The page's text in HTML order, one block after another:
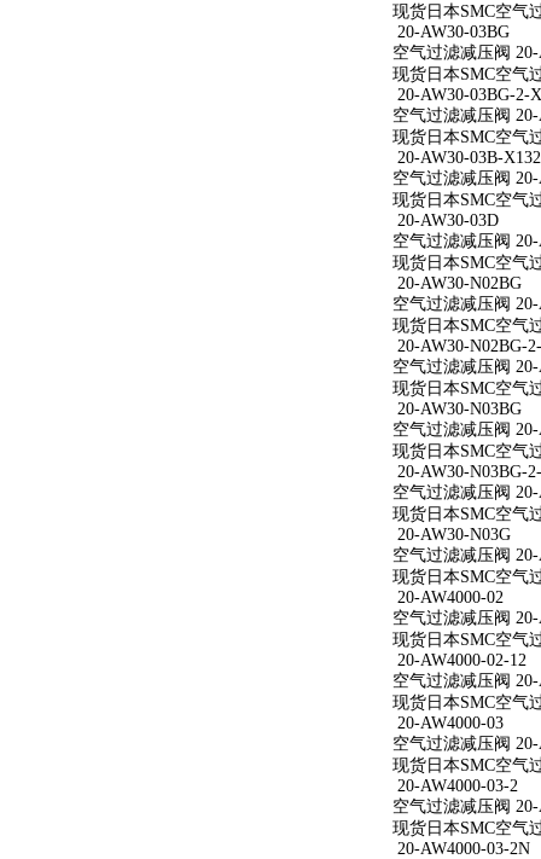
现货日本SMC空气
20-AW30-03BG
空气过滤减压阀 20-
现货日本SMC空气
20-AW30-03BG-2-
空气过滤减压阀
现货日本SMC空气
20-AW30-03B-X132
空气过滤减压阀
现货日本SMC空气
20-AW30-03D
空气过滤减压阀
现货日本SMC空气
20-AW30-N02BG
空气过滤减压阀
现货日本SMC空气
20-AW30-N02BG-
空气过滤减压阀
现货日本SMC空气
20-AW30-N03BG
空气过滤减压阀
现货日本SMC空气
20-AW30-N03BG-
空气过滤减压阀
现货日本SMC空气
20-AW30-N03G
空气过滤减压阀
现货日本SMC空气
20-AW4000-02
空气过滤减压阀 20-
现货日本SMC空气
20-AW4000-02-12
空气过滤减压阀 20-
现货日本SMC空气
20-AW4000-03
空气过滤减压阀 20-
现货日本SMC空气
20-AW4000-03-2
空气过滤减压阀 20-
现货日本SMC空气
20-AW4000-03-2N